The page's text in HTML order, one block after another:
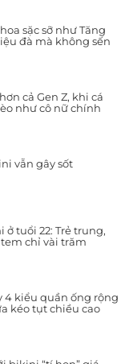
sặc sỡ như Tăng
đà mà không sến
cả Gen Z, khi cá
như cô nữ chính
vẫn gây sốt
ở tuổi 22: Trẻ trung,
chỉ vài trăm
4 kiểu quần ống rộng
kéo tụt chiều cao